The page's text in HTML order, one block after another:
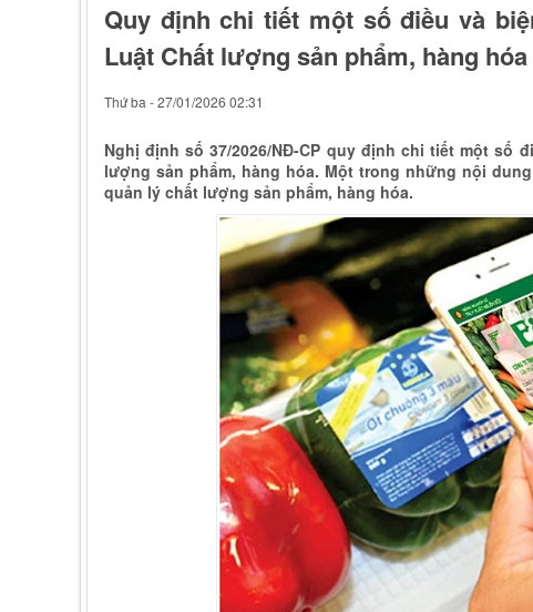
Quy định chi tiết một số điều và
Luật Chất lượng sản phẩm, hàng hóa
Thứ ba - 27/01/2026 02:31
Nghị định số 37/2026/NĐ-CP quy định chi tiết một
lượng sản phẩm, hàng hóa. Một trong những nội
quản lý chất lượng sản phẩm, hàng hóa.